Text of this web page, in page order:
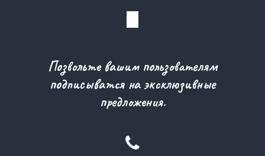
Позвольте вашим пользователям
подписыватся на эксклюзивные
предложения.
